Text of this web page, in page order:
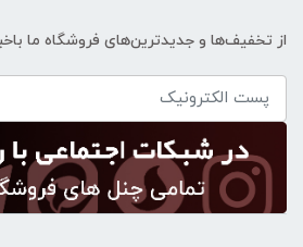
از تخفیف‌ها و جدیدترین‌های فروشگاه ما